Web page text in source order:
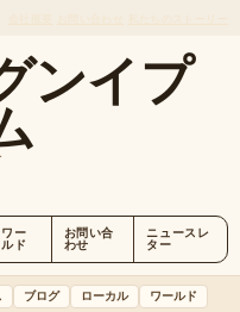
ンイプ
ワー
ルド
お問い合
わせ
ニュースレ
ター
ブログ ローカル
ワールド